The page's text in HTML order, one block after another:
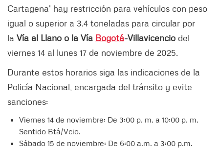
Cartagena' hay restricción para vehículos con peso
igual o superior a 3.4 toneladas para circular por
la Vía al Llano o la Vía Bogotá-Villavicencio del
viernes 14 al lunes 17 de noviembre de 2025.
Durante estos horarios siga las indicaciones de la
Policía Nacional, encargada del tránsito y evite
sanciones:
Viernes 14 de noviembre: De 3:00 p. m. a 10:00 p. m.
Sentido Btá/Vcio.
Sábado 15 de noviembre: De 6:00 a.m. a 3:00 p.m.